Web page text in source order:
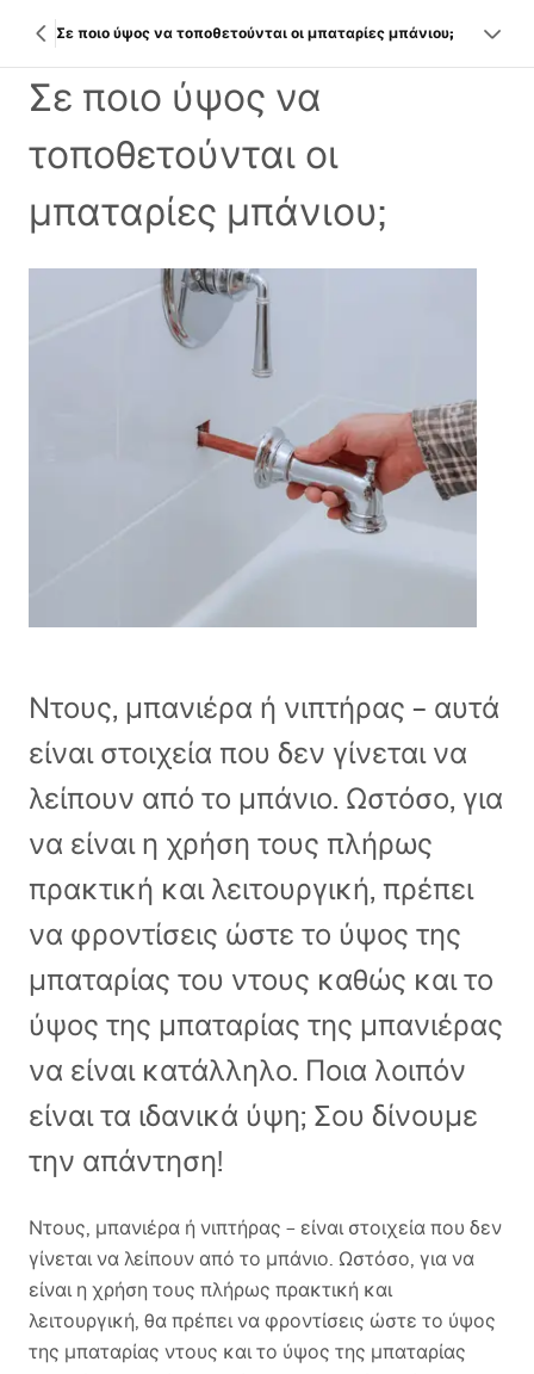
Σε ποιο ύψος να τοποθετούνται οι μπαταρίες μπάνιου;
Σε ποιο ύψος να
τοποθετούνται οι
μπαταρίες μπάνιου;
Ντους, μπανιέρα ή νιπτήρας – αυτά
είναι στοιχεία που δεν γίνεται να
λείπουν από το μπάνιο. Ωστόσο, για
να είναι η χρήση τους πλήρως
πρακτική και λειτουργική, πρέπει
να φροντίσεις ώστε το ύψος της
μπαταρίας του ντους καθώς και το
ύψος της μπαταρίας της μπανιέρας
να είναι κατάλληλο. Ποια λοιπόν
είναι τα ιδανικά ύψη; Σου δίνουμε
την απάντηση!
Ντους, μπανιέρα ή νιπτήρας – είναι στοιχεία που δεν
γίνεται να λείπουν από το μπάνιο. Ωστόσο, για να
είναι η χρήση τους πλήρως πρακτική και
λειτουργική, θα πρέπει να φροντίσεις ώστε το ύψος
της μπαταρίας ντους και το ύψος της μπαταρίας